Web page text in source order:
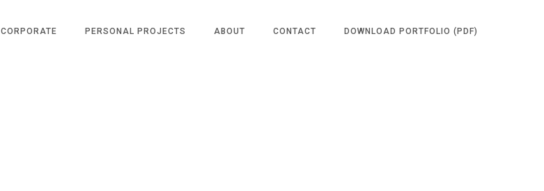
CORPORATE PERSONAL PROJECTS ABOUT CONTACT DOWNLOAD PORTFOLIO (PDF)